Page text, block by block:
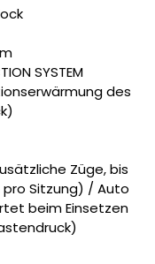
SYSTEM
des
Züge, bis
pro Sitzung) / Auto
beim Einsetzen